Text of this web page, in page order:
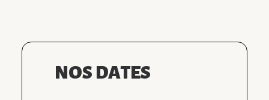
NOS DATES